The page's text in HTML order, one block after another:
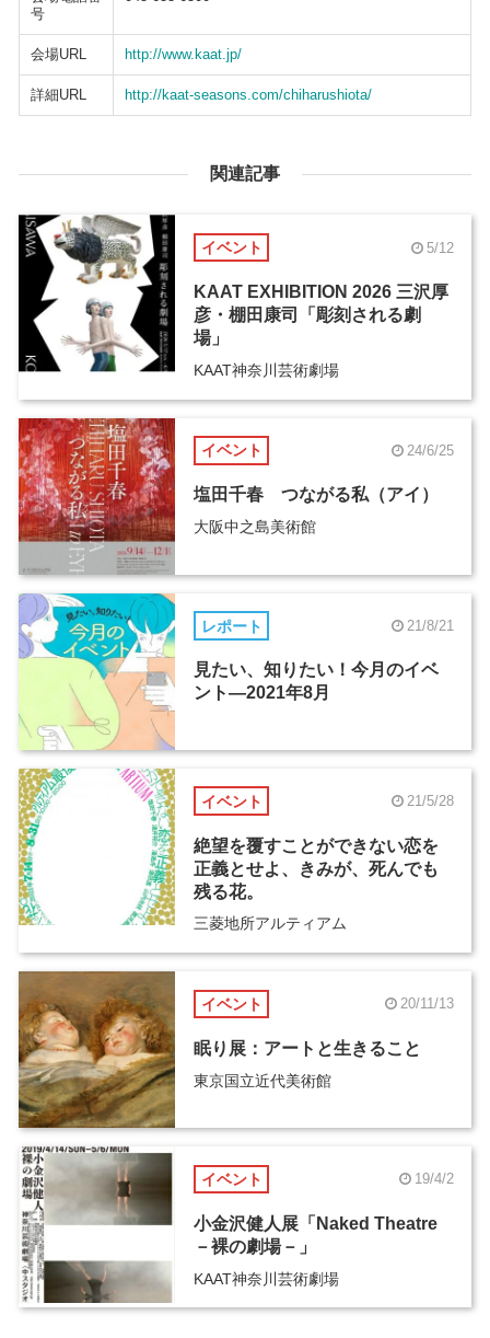
号
会場URL http://www.kaat.jp/
詳細URL http://kaat-seasons.com/chiharushiota/
関連記事
イベント 5/12
KAAT EXHIBITION 2026 三沢厚
彦・棚田康司「彫刻される劇
場」
KAAT神奈川芸術劇場
イベント 24/6/25
塩田千春 つながる私（アイ）
大阪中之島美術館
レポート 21/8/21
見たい、知りたい！今月のイベ
ント―2021年8月
イベント 21/5/28
絶望を覆すことができない恋を
正義とせよ、きみが、死んでも
残る花。
三菱地所アルティアム
イベント 20/11/13
眠り展：アートと生きること
東京国立近代美術館
イベント 19/4/2
小金沢健人展「Naked Theatre
－裸の劇場－」
KAAT神奈川芸術劇場